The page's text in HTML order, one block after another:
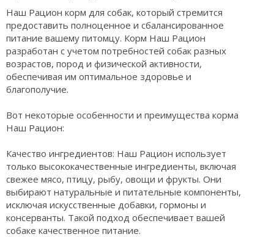
Наш Рацион корм для собак, который стремится
предоставить полноценное и сбалансированное
питание вашему питомцу. Корм Наш Рацион
разработан с учетом потребностей собак разных
возрастов, пород и физической активности,
обеспечивая им оптимальное здоровье и
благополучие.
Вот некоторые особенности и преимущества корма
Наш Рацион:
Качество ингредиентов: Наш Рацион использует
только высококачественные ингредиенты, включая
свежее мясо, птицу, рыбу, овощи и фрукты. Они
выбирают натуральные и питательные компоненты,
исключая искусственные добавки, гормоны и
консерванты. Такой подход обеспечивает вашей
собаке качественное питание.